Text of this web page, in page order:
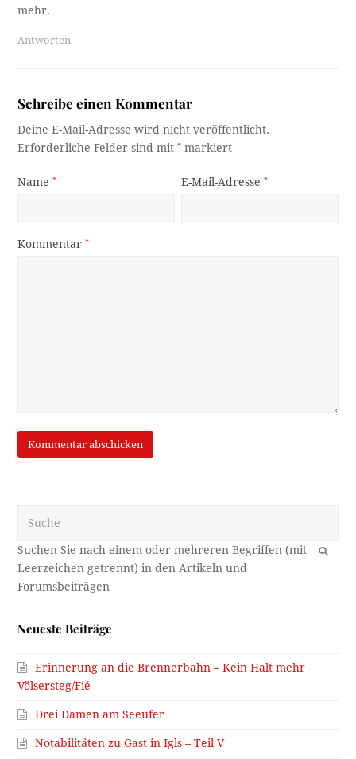
mehr.
Antworten
Schreibe einen Kommentar
Deine E-Mail-Adresse wird nicht veröffentlicht.
Erforderliche Felder sind mit* markiert
Name* E-Mail-Adresse*
Kommentar*
OK
Neueste Beiträge
Erinnerung an die Brennerbahn – Kein Halt mehr
Völsersteg/Fié
Drei Damen am Seeufer
Notabilitäten zu Gast in Igls – Teil V